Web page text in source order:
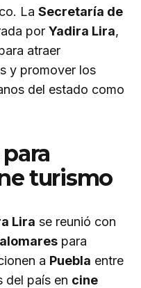
La Secretaría de
por Yadira Lira,
atraer
y promover los
del estado como
turismo
Lira se reunió con
para
a Puebla entre
del país en cine